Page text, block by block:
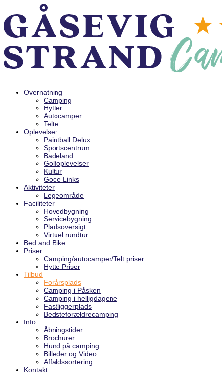
Overnatning
Camping
Hytter
Autocamper
Telte
Oplevelser
Paintball Delux
Sportscentrum
Badeland
Golfoplevelser
Kultur
Gode Links
Aktiviteter
Legeområde
Faciliteter
Hovedbygning
Servicebygning
Pladsoversigt
Virtuel rundtur
Bed and Bike
Priser
Camping/autocamper/Telt priser
Hytte Priser
Tilbud
Forårsplads
Camping i Påsken
Camping i helligdagene
Fastliggerplads
Bedsteforældrecamping
Info
Åbningstider
Brochurer
Hund på camping
Billeder og Video
Affaldssortering
Kontakt